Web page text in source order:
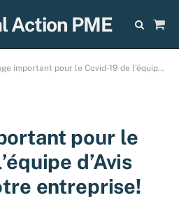
Cart
pour le Covid-19 de l’équipe d’Avis local pour votre entreprise!
pour le
d’Avis
entreprise!